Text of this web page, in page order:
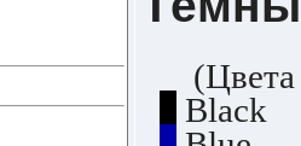
(Цвета
Black